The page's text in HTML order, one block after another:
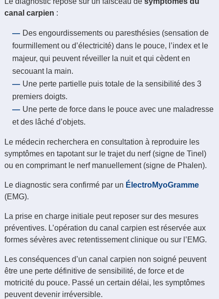
canal carpien :
Des engourdissements ou paresthésies (sensation de
fourmillement ou d’électricité) dans le pouce, l’index et le
majeur, qui peuvent réveiller la nuit et qui cèdent en
secouant la main.
Une perte partielle puis totale de la sensibilité des 3
premiers doigts.
Une perte de force dans le pouce avec une maladresse
et des lâché d’objets.
Le médecin recherchera en consultation à reproduire les
symptômes en tapotant sur le trajet du nerf (signe de Tinel)
ou en comprimant le nerf manuellement (signe de Phalen).
Le diagnostic sera confirmé par un ÉlectroMyoGramme
(EMG).
La prise en charge initiale peut reposer sur des mesures
préventives. L’opération du canal carpien est réservée aux
formes sévères avec retentissement clinique ou sur l’EMG.
Les conséquences d’un canal carpien non soigné peuvent
être une perte définitive de sensibilité, de force et de
motricité du pouce. Passé un certain délai, les symptômes
peuvent devenir irréversible.